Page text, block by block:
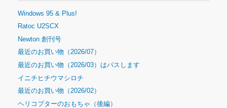
Windows 95 & Plus!
Ratoc U2SCX
Newton 創刊号
最近のお買い物（2026/07）
最近のお買い物（2026/03）はパスします
イニチヒチウマシロチ
最近のお買い物（2026/02）
ヘリコプターのおもちゃ（後編）